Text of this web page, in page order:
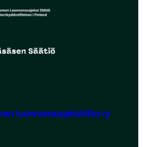
luonnonsuojeluliitto ry